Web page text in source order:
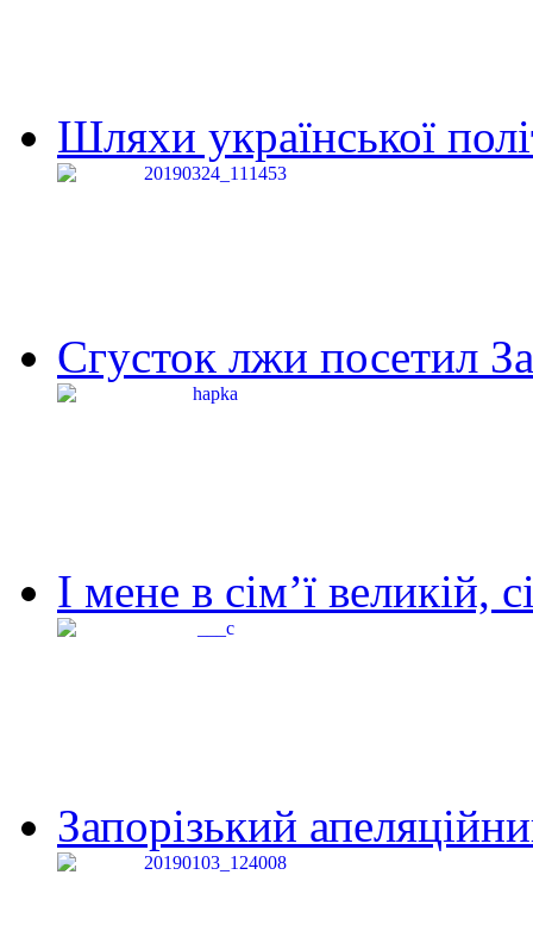
Шляхи української
Сгусток лжи посетил
І мене в сім’ї великій,
Запорізький